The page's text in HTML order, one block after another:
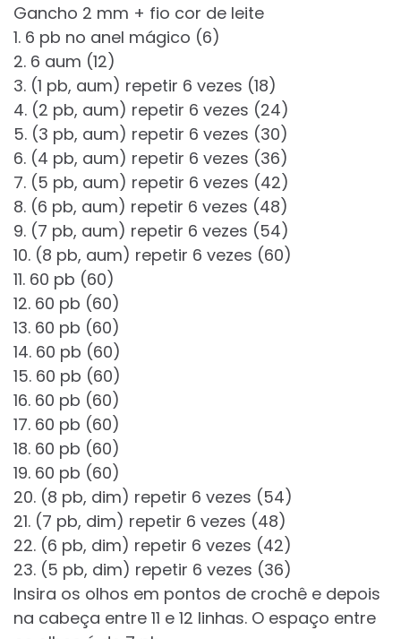
Gancho 2 mm + fio cor de leite
1. 6 pb no anel mágico (6)
2. 6 aum (12)
3. (1 pb, aum) repetir 6 vezes (18)
4. (2 pb, aum) repetir 6 vezes (24)
5. (3 pb, aum) repetir 6 vezes (30)
6. (4 pb, aum) repetir 6 vezes (36)
7. (5 pb, aum) repetir 6 vezes (42)
8. (6 pb, aum) repetir 6 vezes (48)
9. (7 pb, aum) repetir 6 vezes (54)
10. (8 pb, aum) repetir 6 vezes (60)
11. 60 pb (60)
12. 60 pb (60)
13. 60 pb (60)
14. 60 pb (60)
15. 60 pb (60)
16. 60 pb (60)
17. 60 pb (60)
18. 60 pb (60)
19. 60 pb (60)
20. (8 pb, dim) repetir 6 vezes (54)
21. (7 pb, dim) repetir 6 vezes (48)
22. (6 pb, dim) repetir 6 vezes (42)
23. (5 pb, dim) repetir 6 vezes (36)
Insira os olhos em pontos de crochê e depois
na cabeça entre 11 e 12 linhas. O espaço entre